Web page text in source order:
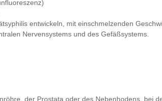
entwickeln, mit einschmelzenden
Nervensystems und des Gefäßsystems.
der Prostata oder des Nebenhodens, bei